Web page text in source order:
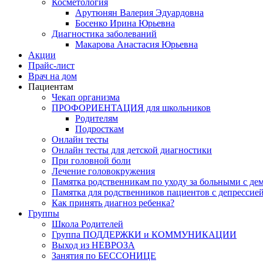
Арутюнян Валерия Эдуардовна
Босенко Ирина Юрьевна
Диагностика заболеваний
Макарова Анастасия Юрьевна
Акции
Прайс-лист
Врач на дом
Пациентам
Чекап организма
ПРОФОРИЕНТАЦИЯ для школьников
Родителям
Подросткам
Онлайн тесты
Онлайн тесты для детской диагностики
При головной боли
Лечение головокружения
Памятка родственникам по уходу за больными с
Памятка для родственников пациентов с депрессией
Как принять диагноз ребенка?
Группы
Школа Родителей
Группа ПОДДЕРЖКИ и КОММУНИКАЦИИ
Выход из НЕВРОЗА
Занятия по БЕССОНИЦЕ